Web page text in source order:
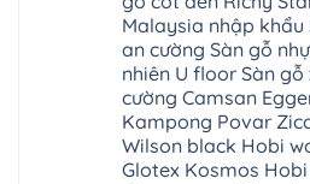
giang
Thuận
Tràng
Đổng
Nẵng
Xuyên
Thanh
Minh
Nẵng
Long
Hưng
kosmos
fukione
wilson
4mm
6mm
chống
nước
Malaysia nhập khẩu
an cường Sàn gỗ
nhiên U floor Sàn
cường Camsan
Kampong Povar
Wilson black Hobi
Glotex Kosmos